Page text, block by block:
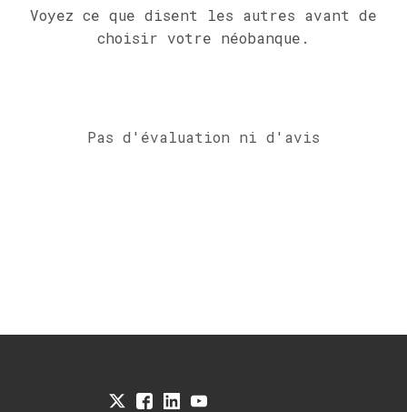
Voyez ce que disent les autres avant de
choisir votre néobanque.
Pas d'évaluation ni d'avis